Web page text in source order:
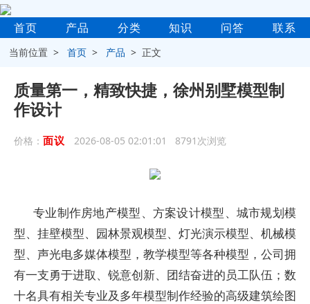
首页 产品 分类 知识 问答 联系
当前位置 >首页 > 产品 > 正文
质量第一，精致快捷，徐州别墅模型制
作设计
价格： 面议 2026-08-05 02:01:01 8791次浏览
专业制作房地产模型、方案设计模型、城市规划模
型、挂壁模型、园林景观模型、灯光演示模型、机械模
型、声光电多媒体模型，教学模型等各种模型，公司拥
有一支勇于进取、锐意创新、团结奋进的员工队伍；数
十名具有相关专业及多年模型制作经验的高级建筑绘图